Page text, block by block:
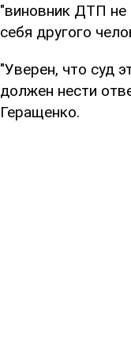
"виновник ДТП не
себя другого
"Уверен, что суд
должен нести
Геращенко.